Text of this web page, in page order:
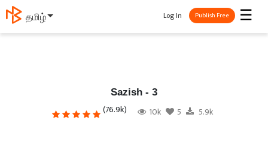
தமிழ் ☰
Log In Publish Free
Sazish - 3
(76.9k) 10k 5 5.9k